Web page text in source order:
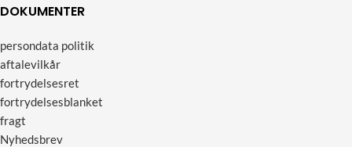
DOKUMENTER
persondata politik
aftalevilkår
fortrydelsesret
fortrydelsesblanket
fragt
Nyhedsbrev